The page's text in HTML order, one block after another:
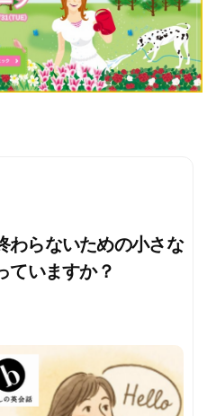
わらないための小さな
ていますか？